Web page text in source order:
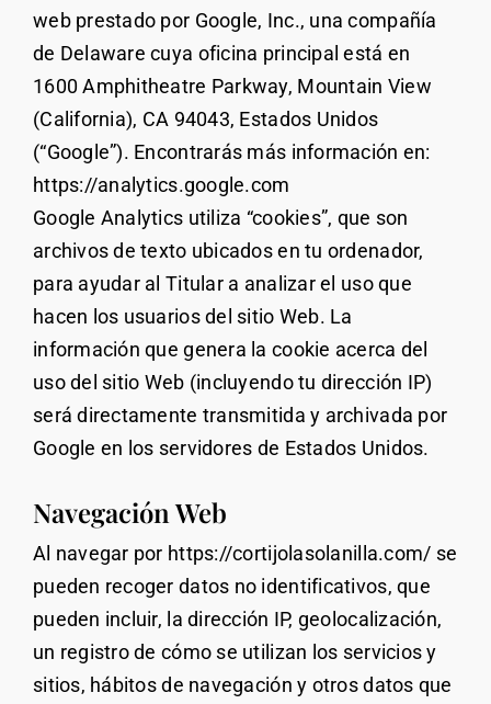
web prestado por Google, Inc., una compañía
de Delaware cuya oficina principal está en
1600 Amphitheatre Parkway, Mountain View
(California), CA 94043, Estados Unidos
(“Google”). Encontrarás más información en:
https://analytics.google.com
Google Analytics utiliza “cookies”, que son
archivos de texto ubicados en tu ordenador,
para ayudar al Titular a analizar el uso que
hacen los usuarios del sitio Web. La
información que genera la cookie acerca del
uso del sitio Web (incluyendo tu dirección IP)
será directamente transmitida y archivada por
Google en los servidores de Estados Unidos.
Navegación Web
Al navegar por https://cortijolasolanilla.com/ se
pueden recoger datos no identificativos, que
pueden incluir, la dirección IP, geolocalización,
un registro de cómo se utilizan los servicios y
sitios, hábitos de navegación y otros datos que